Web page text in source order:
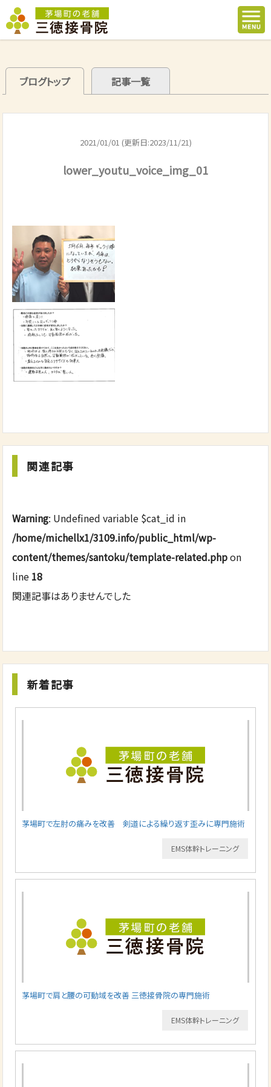
ブログトップ 記事一覧
2021/01/01 (更新日:2023/11/21)
lower_youtu_voice_img_01
関連記事
Warning: Undefined variable $cat_id in
/home/michellx1/3109.info/public_html/wp-
content/themes/santoku/template-related.phpon
line 18
関連記事はありませんでした
新着記事
茅場町で左肘の痛みを改善 剣道による繰り返す歪みに専門施術
EMS体幹トレーニング
茅場町で肩と腰の可動域を改善 三徳接骨院の専門施術
EMS体幹トレーニング